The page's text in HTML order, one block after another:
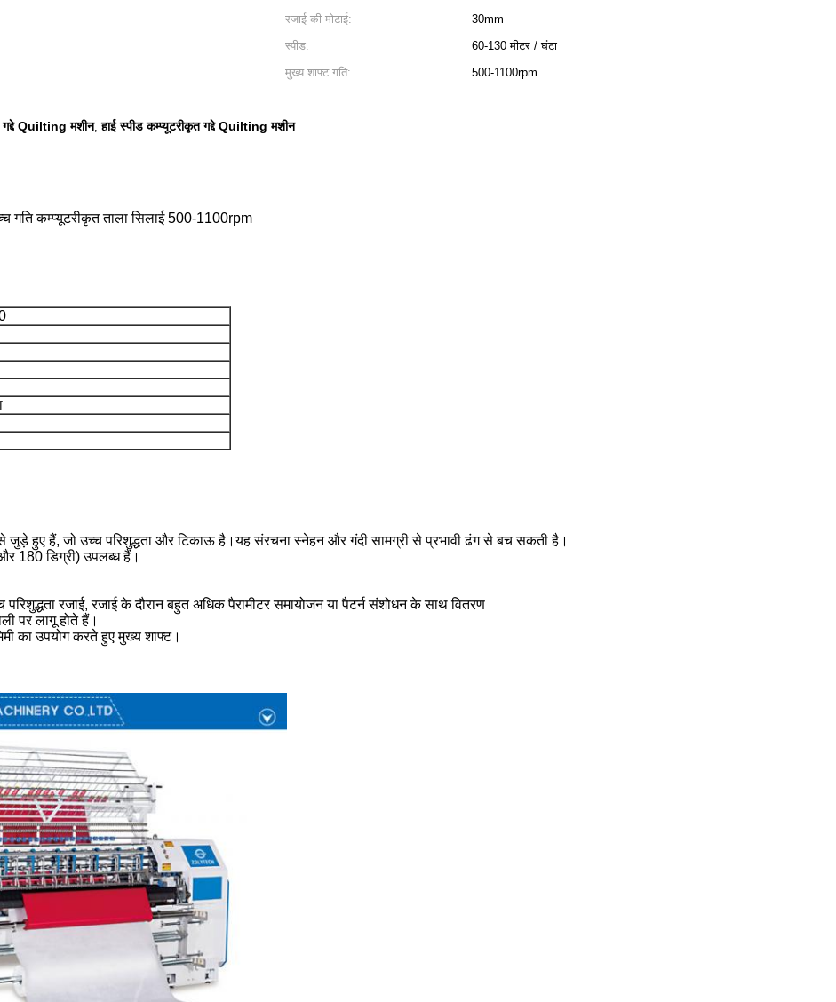
रजाई की मोटाई:
30mm
स्पीड:
60-130 मीटर / घंटा
मुख्य शाफ्ट गति:
500-1100rpm
गद्दे Quilting मशीन,हाई स्पीड कम्प्यूटरीकृत गद्दे Quilting मशीन
गति कम्प्यूटरीकृत ताला सिलाई 500-1100rpm
हुए हैं, जो उच्च परिशुद्धता और टिकाऊ है।यह संरचना स्नेहन और गंदी सामग्री से प्रभावी ढंग से बच सकती है।
180 डिग्री) उपलब्ध हैं।
रजाई, रजाई के दौरान बहुत अधिक पैरामीटर समायोजन या पैटर्न संशोधन के साथ वितरण
पर लागू होते हैं।
का उपयोग करते हुए मुख्य शाफ्ट।